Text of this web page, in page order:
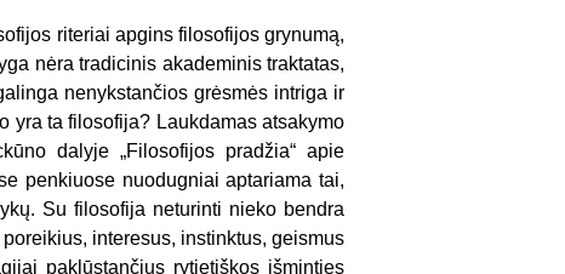
riteriai apgins filosofijos grynumą,
nėra tradicinis akademinis traktatas,
nenykstančios grėsmės intriga ir
yra ta filosofija? Laukdamas atsakymo
dalyje „Filosofijos pradžia“ apie
penkiuose nuodugniai aptariama tai,
Su filosofija neturinti nieko bendra
interesus, instinktus, geismus
paklūstančius rytietiškos išminties